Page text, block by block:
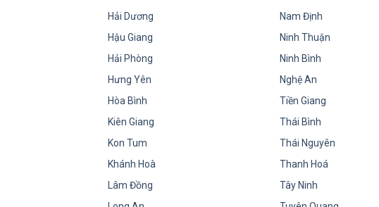
Hải Dương
Hậu Giang
Hải Phòng
Hưng Yên
Hòa Bình
Kiên Giang
Kon Tum
Khánh Hoà
Lâm Đồng
Nam Định
Ninh Thuận
Ninh Bình
Nghệ An
Tiền Giang
Thái Bình
Thái Nguyên
Thanh Hoá
Tây Ninh